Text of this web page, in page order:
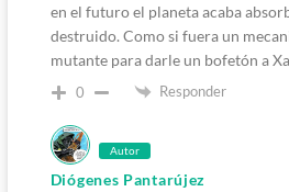
en el futuro el planeta acaba
destruido. Como si fuera un
mutante para darle un bofetón a
0 Responder
Autor
Diógenes Pantarújez